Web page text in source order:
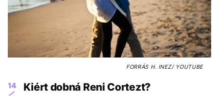
FORRÁSH. INEZ/ YOUTUBE
14
Kiért dobná Reni Cortezt?